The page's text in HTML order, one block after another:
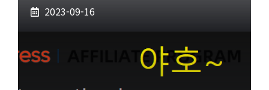
2023-09-16